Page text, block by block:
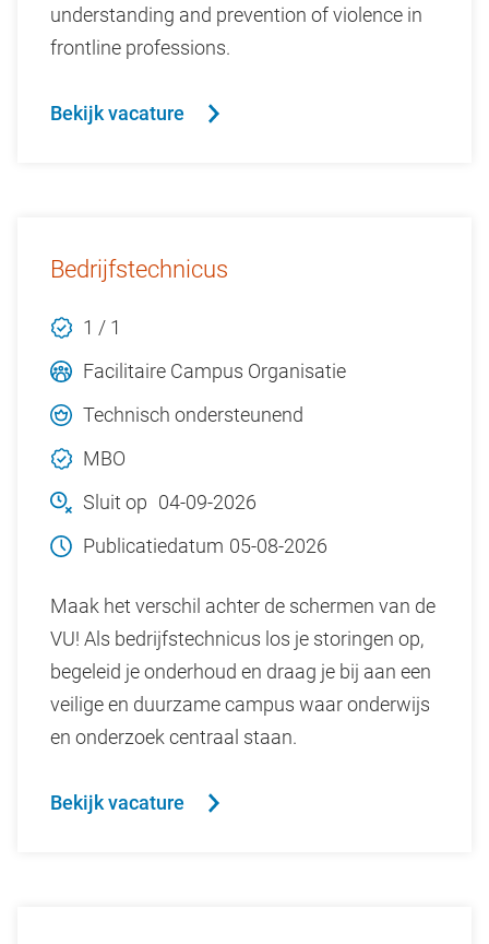
understanding and prevention of violence in
frontline professions.
Bekijk vacature
Bedrijfstechnicus
1 / 1
Facilitaire Campus Organisatie
Technisch ondersteunend
MBO
Sluit op 04-09-2026
Publicatiedatum 05-08-2026
Maak het verschil achter de schermen van de
VU! Als bedrijfstechnicus los je storingen op,
begeleid je onderhoud en draag je bij aan een
veilige en duurzame campus waar onderwijs
en onderzoek centraal staan.
Bekijk vacature